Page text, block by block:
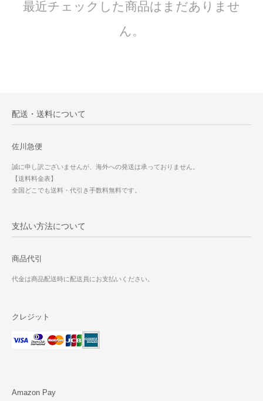
最近チェックした商品はまだありませ
ん。
配送・送料について
佐川急便
誠に申し訳ございませんが、海外への発送は承っておりません。
【送料料金表】
全国どこでも送料・代引き手数料無料です。
支払い方法について
商品代引
代金は商品配送時に配送員にお支払いください。
クレジット
Amazon Pay